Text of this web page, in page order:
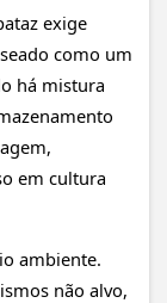
exige
como um
há mistura
em cultura
ambiente.
não alvo,